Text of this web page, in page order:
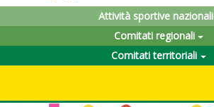
Attività sportive nazionali
Comitati regionali
Comitati territoriali